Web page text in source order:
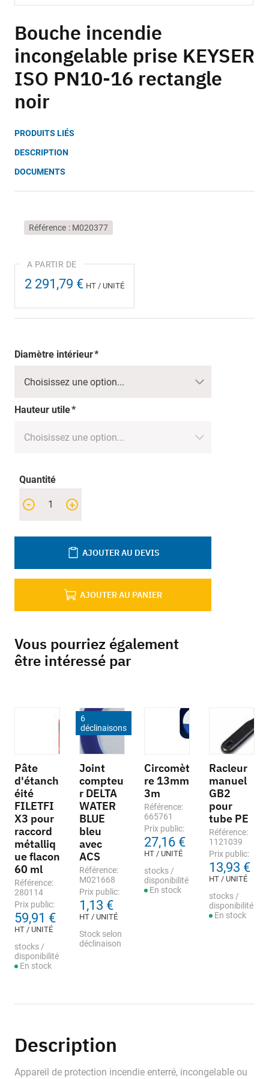
to
the
beginning
of
the
images
gallery
Bouche incendie
incongelable prise KEYSER
ISO PN10-16 rectangle
noir
PRODUITS LIÉS
DESCRIPTION
DOCUMENTS
Référence M020377
2 291,79 € HT / UNITÉ
Diamètre intérieur
Hauteur utile
Quantité
+
-
AJOUTER AU PANIER
AJOUTER AU DEVIS
Vous pourriez également
être intéressé par
Pâte
d'étanch
éité
FILETFI
X3 pour
raccord
métalliq
ue flacon
60 ml
Référence:
280114
Prix public:
59,91 €
HT / UNITÉ
stocks /
disponibilité
En stock
6
déclinaisons
Joint
compteu
r DELTA
WATER
BLUE
bleu
avec
ACS
Référence:
M021668
Prix public:
1,13 €
HT / UNITÉ
Stock selon
déclinaison
Circomèt
re 13mm
3m
Référence:
665761
Prix public:
27,16 €
HT / UNITÉ
stocks /
disponibilité
En stock
Racleur
manuel
GB2
pour
tube PE
Référence:
1121039
Prix public:
13,93 €
HT / UNITÉ
stocks /
disponibilité
En stock
Description
Appareil de protection incendie enterré, incongelable ou